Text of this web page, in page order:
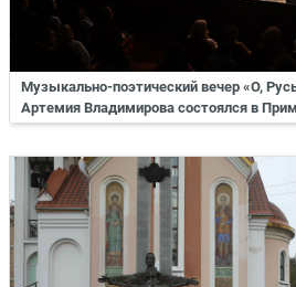
Музыкально-поэтический вечер «О,
Артемия Владимирова состоялся в